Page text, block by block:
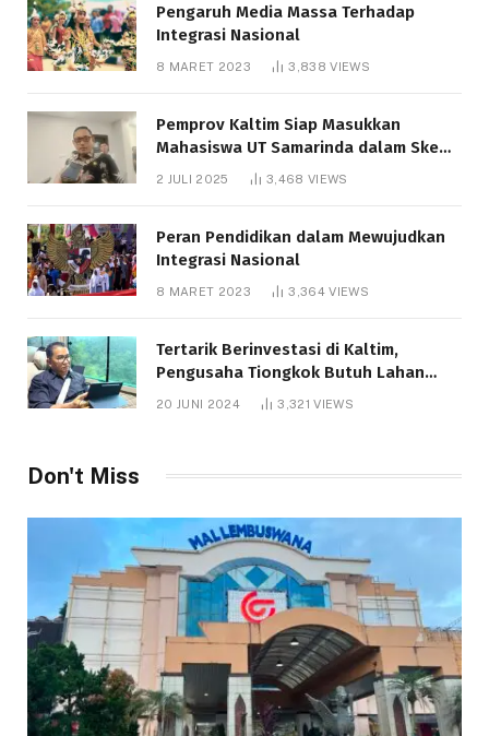
Pengaruh Media Massa Terhadap
Integrasi Nasional
8 MARET 2023 3,838VIEWS
Pemprov Kaltim Siap Masukkan
Mahasiswa UT Samarinda dalam Skema
Bantuan Pendidikan Gratispol
2 JULI 2025 3,468 VIEWS
Peran Pendidikan dalam Mewujudkan
Integrasi Nasional
8 MARET 2023 3,364VIEWS
Tertarik Berinvestasi di Kaltim,
Pengusaha Tiongkok Butuh Lahan
1.000 Hektare
20 JUNI 2024 3,321VIEWS
Don't Miss